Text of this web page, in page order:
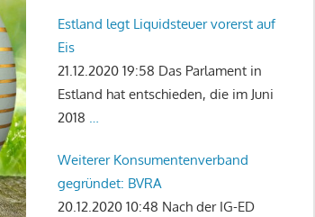
Estland legt Liquidsteuer vorerst auf
Eis
21.12.2020 19:58 Das Parlament in
Estland hat entschieden, die im Juni
2018 …
Weiterer Konsumentenverband
gegründet: BVRA
20.12.2020 10:48 Nach der IG-ED